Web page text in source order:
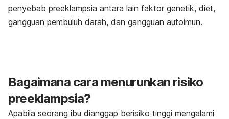
penyebab preeklampsia antara lain faktor genetik, diet,
gangguan pembuluh darah, dan gangguan autoimun.
Bagaimana cara menurunkan risiko
preeklampsia?
Apabila seorang ibu dianggap berisiko tinggi mengalami